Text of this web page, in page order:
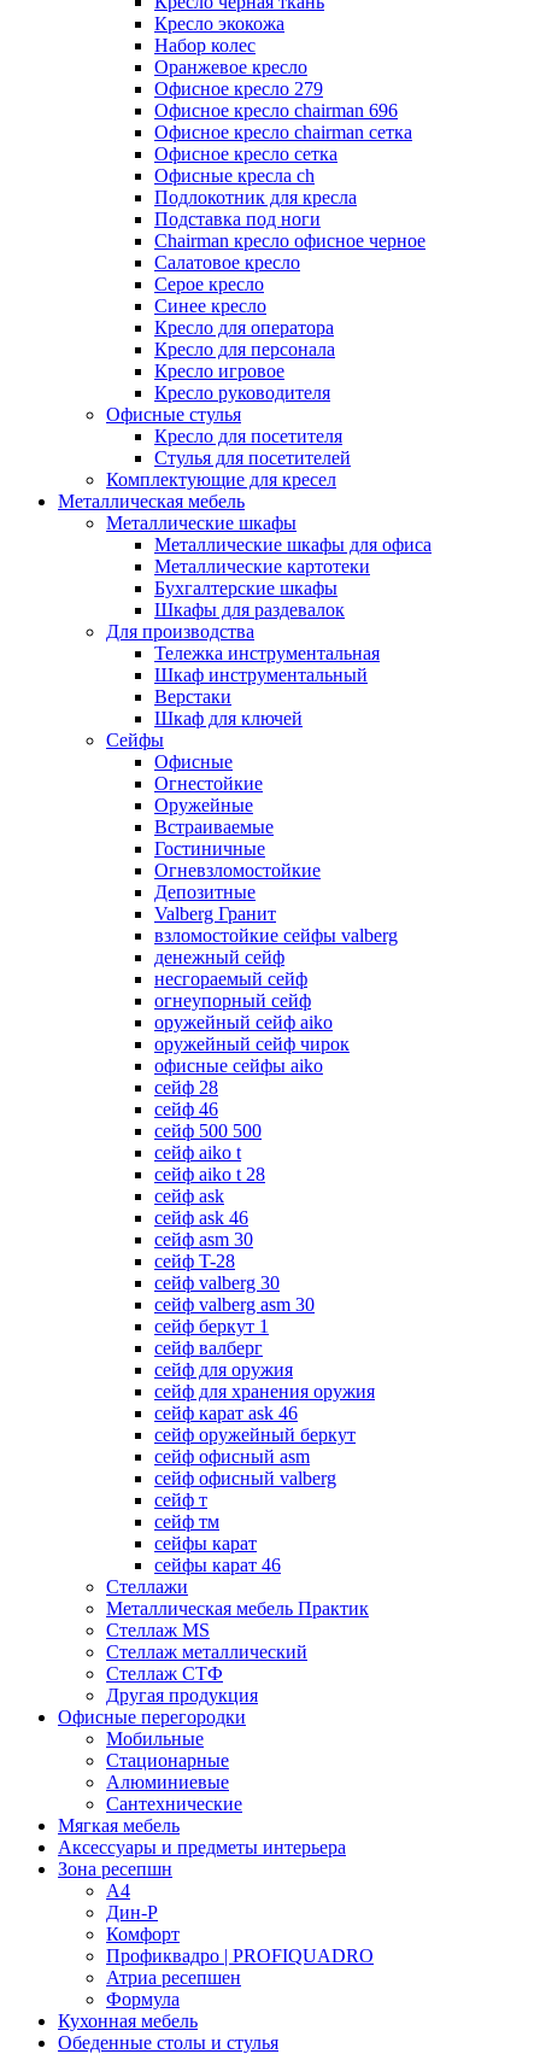
Кресло экокожа
Набор колес
Оранжевое кресло
Офисное кресло 279
Офисное кресло chairman 696
Офисное кресло chairman сетка
Офисное кресло сетка
Офисные кресла ch
Подлокотник для кресла
Подставка под ноги
Сhairman кресло офисное черное
Салатовое кресло
Серое кресло
Синее кресло
Кресло для оператора
Кресло для персонала
Кресло игровое
Кресло руководителя
Офисные стулья
Кресло для посетителя
Стулья для посетителей
Комплектующие для кресел
Металлическая мебель
Металлические шкафы
Металлические шкафы для офиса
Металлические картотеки
Бухгалтерские шкафы
Шкафы для раздевалок
Для производства
Тележка инструментальная
Шкаф инструментальный
Верстаки
Шкаф для ключей
Сейфы
Офисные
Огнестойкие
Оружейные
Встраиваемые
Гостиничные
Огневзломостойкие
Депозитные
Valberg Гранит
взломостойкие сейфы valberg
денежный сейф
несгораемый сейф
огнеупорный сейф
оружейный сейф aiko
оружейный сейф чирок
офисные сейфы aiko
сейф 28
сейф 46
сейф 500 500
сейф aiko t
сейф aiko t 28
сейф ask
сейф ask 46
сейф asm 30
сейф T-28
сейф valberg 30
сейф valberg asm 30
сейф беркут 1
сейф валберг
сейф для оружия
сейф для хранения оружия
сейф карат ask 46
сейф оружейный беркут
сейф офисный asm
сейф офисный valberg
сейф т
сейф тм
сейфы карат
сейфы карат 46
Стеллажи
Металлическая мебель Практик
Стеллаж MS
Стеллаж металлический
Стеллаж СТФ
Другая продукция
Офисные перегородки
Мобильные
Стационарные
Алюминиевые
Сантехнические
Мягкая мебель
Аксессуары и предметы интерьера
Зона ресепшн
А4
Дин-Р
Комфорт
Профиквадро | PROFIQUADRO
Атриа ресепшен
Формула
Кухонная мебель
Обеденные столы и стулья